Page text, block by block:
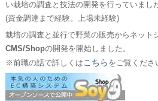
い栽培の調査と技法の開発を行っていまし
(資金調達まで経験。上場未経験)
栽培の調査と並行で野菜の販売からネット
CMS/Shopの開発を開始しました。
※前職の話で詳しくはこちら をご覧くださ